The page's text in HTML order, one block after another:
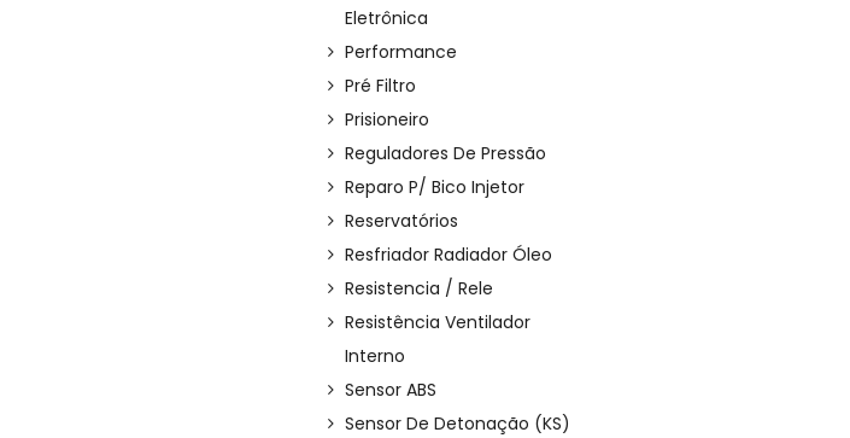
Eletrônica
Performance
Pré Filtro
Prisioneiro
Reguladores De Pressão
Reparo P/ Bico Injetor
Reservatórios
Resfriador Radiador Óleo
Resistencia / Rele
Resistência Ventilador
Interno
Sensor ABS
Sensor De Detonação (KS)